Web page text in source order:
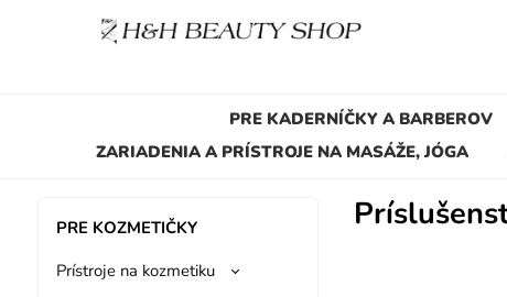
PRE KADERNÍČKY A BARBEROV
ZARIADENIA A PRÍSTROJE NA MASÁŽE, JÓGA
PRE KOZMETIČKY
Prístroje na kozmetiku